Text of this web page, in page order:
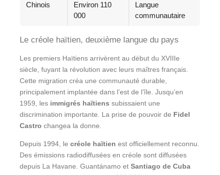
Chinois
Environ 110
000
Langue
communautaire
Le créole haïtien, deuxième langue du pays
Les premiers Haïtiens arrivèrent au début du XVIIIe
siècle, fuyant la révolution avec leurs maîtres français.
Cette migration créa une communauté durable,
principalement implantée dans l’est de l’île. Jusqu’en
1959, les immigrés haïtiens subissaient une
discrimination importante. La prise de pouvoir de Fidel
Castro changea la donne.
Depuis 1994, le créole haïtien est officiellement reconnu.
Des émissions radiodiffusées en créole sont diffusées
depuis La Havane. Guantánamo et Santiago de Cuba